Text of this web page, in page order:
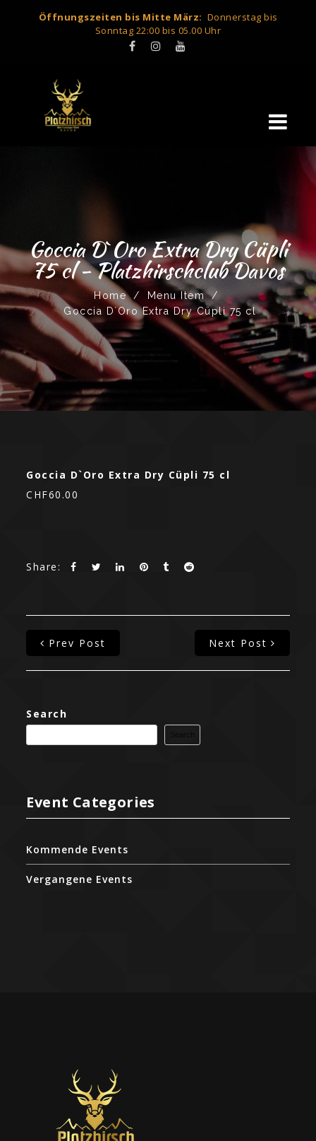
Öffnungszeiten bis Mitte März: Donnerstag bis
Sonntag 22:00 bis 05.00 Uhr
Goccia D`Oro Extra Dry Cüpli
75 cl - Platzhirschclub Davos
Home / Menu Item
/
Goccia D`Oro Extra Dry Cüpli 75 cl
Goccia D`Oro Extra Dry Cüpli 75 cl
CHF60.00
Share:
Prev Post Next Post
Search
Event Categories
Kommende Events
Vergangene Events